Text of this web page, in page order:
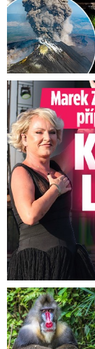
Marek Ztracený